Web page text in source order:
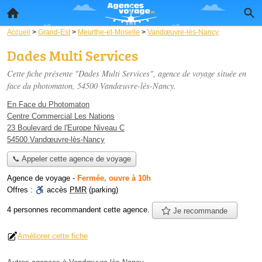
Accueil > Grand-Est > Meurthe-et-Moselle > Vandœuvre-lès-Nancy
Dades Multi Services
Cette fiche présente "Dades Multi Services", agence de voyage située en
face du photomaton, 54500 Vandœuvre-lès-Nancy.
En Face du Photomaton
Centre Commercial Les Nations
23 Boulevard de l'Europe Niveau C
54500 Vandœuvre-lès-Nancy
📞 Appeler cette agence de voyage
Agence de voyage - Fermée, ouvre à 10h
Offres :
accès PMR (parking)
4 personnes recommandent cette agence. Je recommande
Améliorer cette fiche